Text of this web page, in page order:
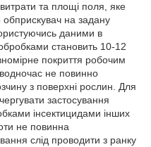
витрати та площі поля, яке
на задану
даними в
становить 10-12
покриття робочим
не повинно
з поверхні рослин. Для
застосування
інсектицидами інших
не повинна
слід проводити з ранку